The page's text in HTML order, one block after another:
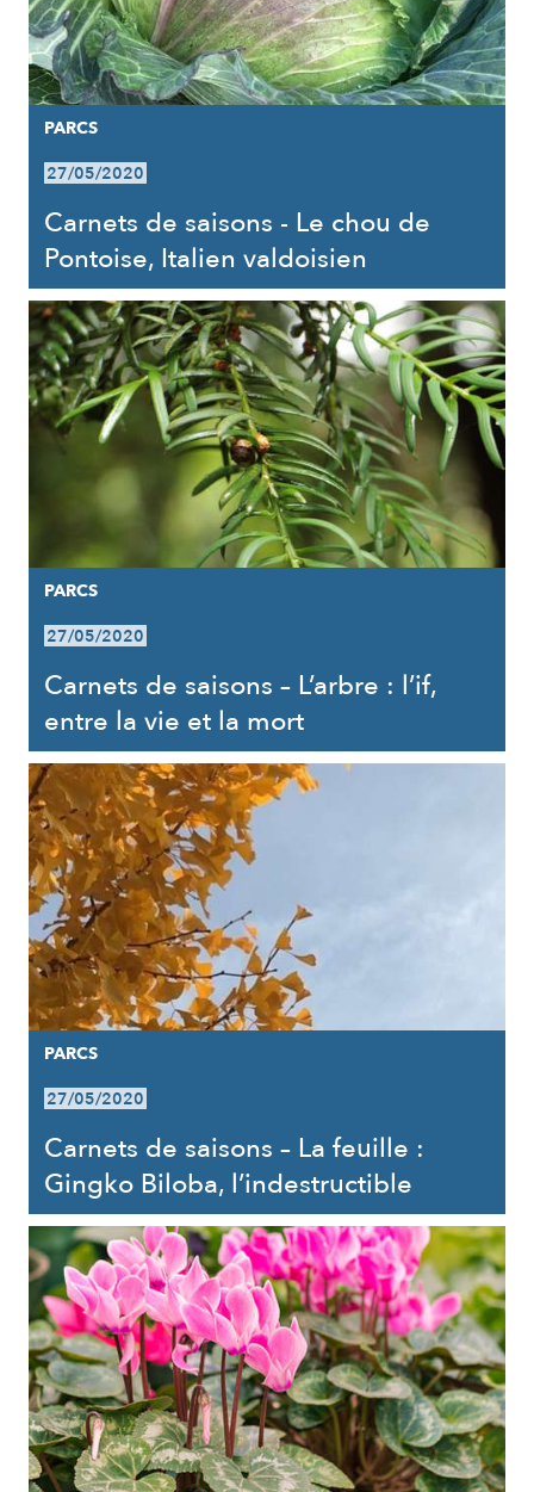
PARCS
27/05/2020
Carnets de saisons - Le chou de
Pontoise, Italien valdoisien
PARCS
27/05/2020
Carnets de saisons – L’arbre : l’if,
entre la vie et la mort
PARCS
27/05/2020
Carnets de saisons – La feuille :
Gingko Biloba, l’indestructible